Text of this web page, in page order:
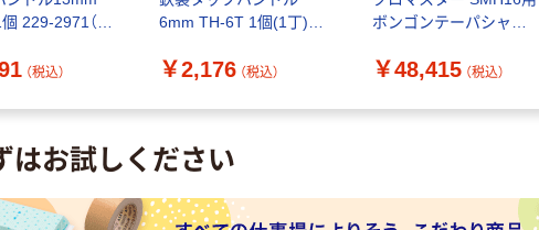
229-2971（直
（税込）
6mm TH-6T 1個(1丁)
￥2,176 （税込）
ボンゴンテーパシャン
SMH16-90A 1本（直送
￥48,415 （税込）
はお試しください